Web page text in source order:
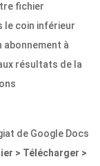
fichier
le coin inférieur
à
résultats de la
de Google Docs
> Télécharger >